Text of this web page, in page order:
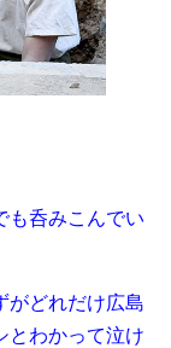
も呑みこんでい
がどれだけ広島
とわかって泣け